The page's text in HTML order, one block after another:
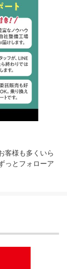
客様も多くいら
っとフォローア